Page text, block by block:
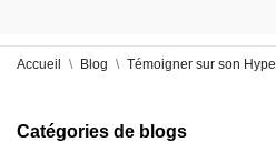
Accueil Blog Témoigner sur son
Catégories de blogs